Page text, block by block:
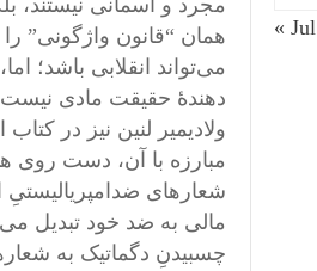
مجرد و آسمانی نیستند،
همان “قانون
می‌تواند انقلابی باشد؛
دهندۀ حقیقت مادی
ولادیمیر لنین نیز در
مبارزه با آن، دست روی
شعارهای ضدامپریالیستیِ
مالی به ضد خود تبدیل
چسبیدنِ دگماتیک به
« Jul